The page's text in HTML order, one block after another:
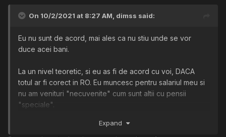
On 10/2/2021 at 8:27 AM, dimss said:
Eu nu sunt de acord, mai ales ca nu stiu unde se vor
duce acei bani.
La un nivel teoretic, si eu as fi de acord cu voi, DACA
totul ar fi corect in RO. Eu muncesc pentru salariul meu si
nu am venituri "necuvenite" cum sunt altii cu pensii
"speciale".
Deci pana sa imi ia 10% pentru care muncesc, ce ar fi mai
Expand